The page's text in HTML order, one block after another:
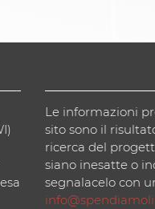
Le informazioni
sito sono il
ricerca del
siano inesatte o
segnalacelo con